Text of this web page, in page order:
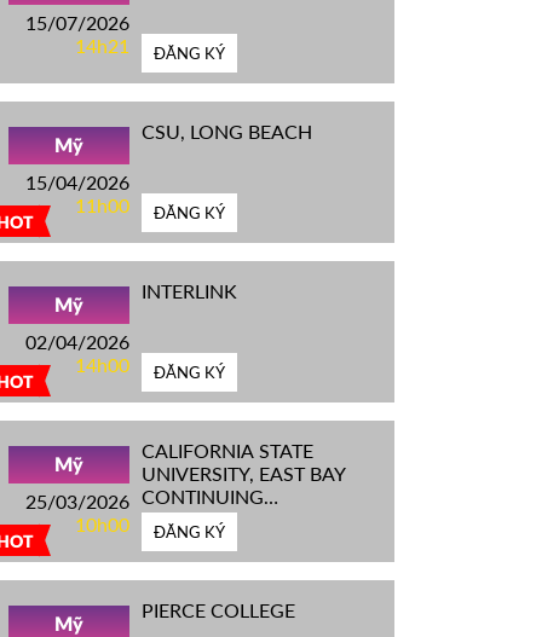
15/07/2026
14h21
ĐĂNG KÝ
HOT
Mỹ
15/04/2026
11h00
CSU, LONG BEACH
ĐĂNG KÝ
HOT
Mỹ
02/04/2026
14h00
INTERLINK
ĐĂNG KÝ
HOT
Mỹ
25/03/2026
10h00
CALIFORNIA STATE
UNIVERSITY, EAST BAY
CONTINUING
EDUCATION
ĐĂNG KÝ
Mỹ
PIERCE COLLEGE